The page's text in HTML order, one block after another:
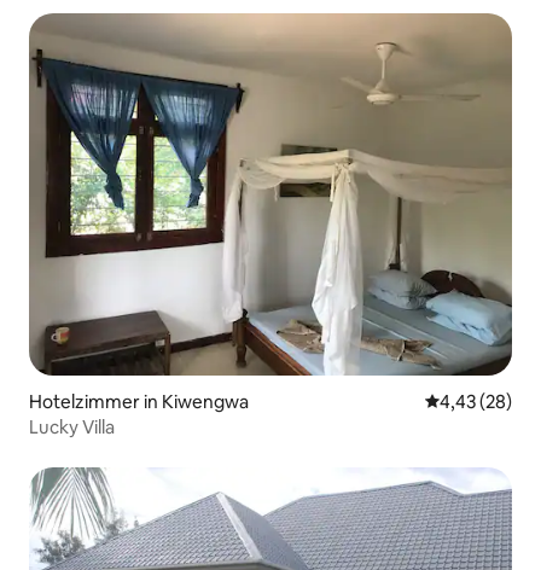
Hotelzimmer in Kiwengwa
4,43 (28)
Lucky Villa